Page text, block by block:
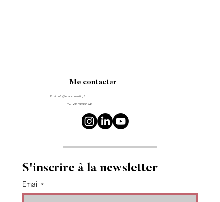
S'inscrire à la newsletter
Email *
Me contacter
Tel : +33 69 99 58 449
Email :info@lenabconsulting.fr